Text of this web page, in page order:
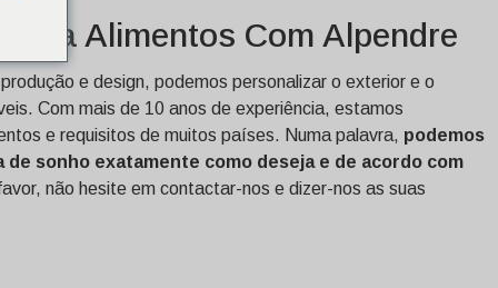
Alimentos Com Alpendre
e design, podemos personalizar o exterior e o
Com mais de 10 anos de experiência, estamos
e requisitos de muitos países. Numa palavra, podemos
de sonho exatamente como deseja e de acordo com
não hesite em contactar-nos e dizer-nos as suas